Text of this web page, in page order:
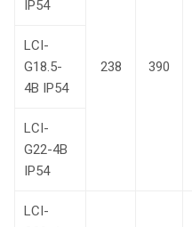
IP54
238 390
LCI-
G18.5-
4В IP54
LCI-
G22-4В
IP54
LCI-